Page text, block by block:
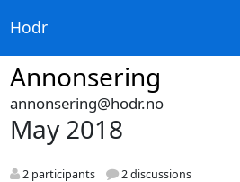
Hodr
Annonsering
annonsering@hodr.no
May 2018
2 participants 2 discussions